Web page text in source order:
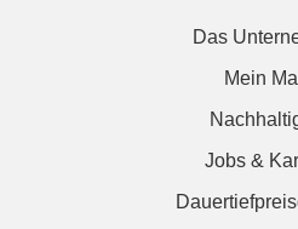
Das
Mein
Jobs &